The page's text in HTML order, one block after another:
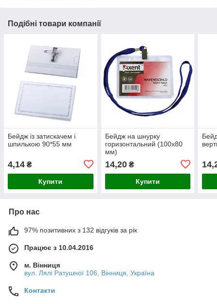
Подібні товари компанії
Бейдж із затискачем і
шпилькою 90*55 мм
4,14 ₴
Купити
Бейдж на шнурку
горизонтальний (100х80
мм)
14,20₴
Купити
Про нас
97% позитивних з 132 відгуків за рік
Працює з 10.04.2016
м. Вінниця
вул. Лялі Ратушної 106, Вінниця, Україна
Контакти